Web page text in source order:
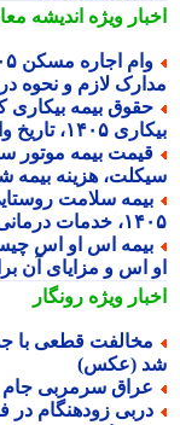
ویژهاندیشه معاصر
لازم و نحوه
بیمه بیکاری کی
واریز و نحوه پیگیری با کد ملی
هزینه بیمه شخص
سلامت
نام و پوشش بیمه روستاییان
اس و مزایای آن برای
ویژهرونگار
(عکس)
سرمربی جام
زودهنگام در